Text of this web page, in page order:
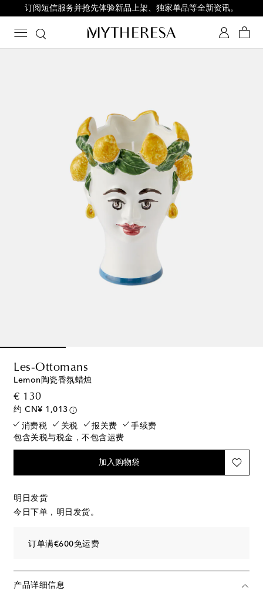
订阅短信服务并抢先体验新品上架、独家单品等全新资讯。
Les-Ottomans
Lemon陶瓷香氛蜡烛
€ 130original price
约 CN¥ 1,013
消费税
关税 报关费
手续费
包含关税与税金，不包含运费
加入购物袋
明日发货
今日下单，明日发货。
订单满€600免运费
产品详细信息